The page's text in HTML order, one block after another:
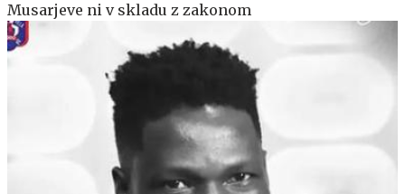
Musarjeve ni v skladu z zakonom